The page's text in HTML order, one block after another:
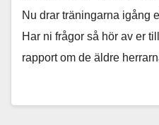
Nu drar träningarna igång
Har ni frågor så hör av er
rapport om de äldre